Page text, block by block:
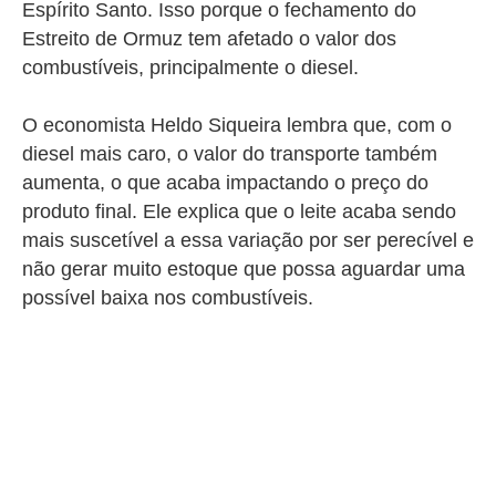
Espírito Santo. Isso porque o fechamento do
Estreito de Ormuz tem afetado o valor dos
combustíveis, principalmente o diesel.
O economista Heldo Siqueira lembra que, com o
diesel mais caro, o valor do transporte também
aumenta, o que acaba impactando o preço do
produto final. Ele explica que o leite acaba sendo
mais suscetível a essa variação por ser perecível e
não gerar muito estoque que possa aguardar uma
possível baixa nos combustíveis.